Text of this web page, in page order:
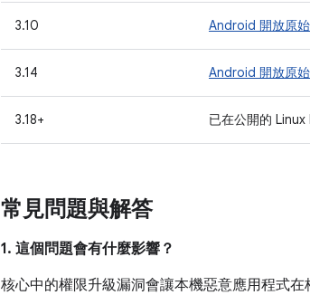
3.10 Android 開放原
3.14 Android 開放原
3.18+ 已在公開的
常見問題與解答
1. 這個問題會有什麼影響？
核心中的權限升級漏洞會讓本機惡意應用程式